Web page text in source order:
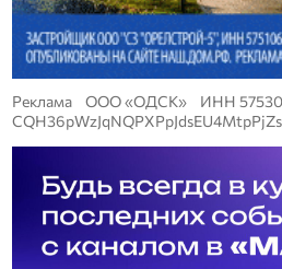
Реклама ООО «ОДСК» ИНН